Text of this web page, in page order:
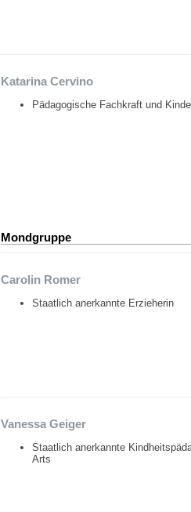
Katarina Cervino
Pädagogische Fachkraft und
Mondgruppe
Carolin Romer
Staatlich anerkannte Erzieherin
Vanessa Geiger
Staatlich anerkannte
Arts